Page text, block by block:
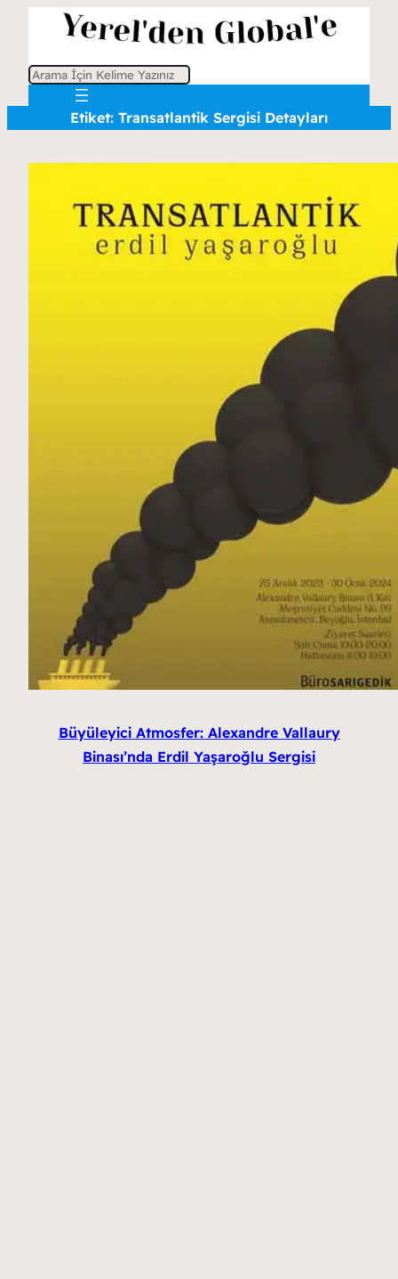
A
Etiket: Transatlantik Sergisi Detayları
Büyüleyici Atmosfer: Alexandre Vallaury
Binası’nda Erdil Yaşaroğlu Sergisi